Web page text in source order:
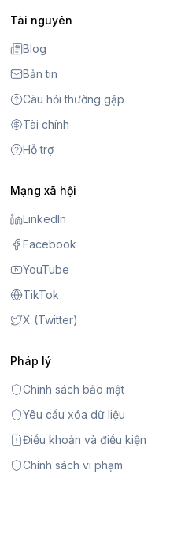
Tài nguyên
Blog
Bản tin
Câu hỏi thường gặp
Tài chính
Hỗ trợ
Mạng xã hội
LinkedIn
Facebook
YouTube
TikTok
X (Twitter)
Pháp lý
Chính sách bảo mật
Yêu cầu xóa dữ liệu
Điều khoản và điều kiện
Chính sách vi phạm